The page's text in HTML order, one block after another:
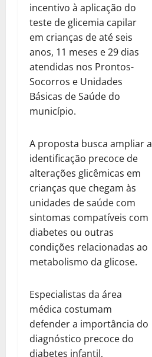
incentivo à aplicação do
teste de glicemia capilar
em crianças de até seis
anos, 11 meses e 29 dias
atendidas nos Prontos-
Socorros e Unidades
Básicas de Saúde do
município.
A proposta busca ampliar a
identificação precoce de
alterações glicêmicas em
crianças que chegam às
unidades de saúde com
sintomas compatíveis com
diabetes ou outras
condições relacionadas ao
metabolismo da glicose.
Especialistas da área
médica costumam
defender a importância do
diagnóstico precoce do
diabetes infantil,